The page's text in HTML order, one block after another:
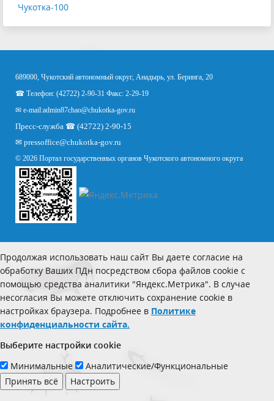
Чукотка-100
689000, Чукотский автономный округ, Анадырь, ул. Беринга, 20
☎ Телефон: (42722) 2-90-31 Факс: 2-29-19
✉ e-mail:admin87chao@chukotka-gov.ru
Пресс-служба ☎ (42722) 2-90-15
✉ pressoffice@chukotka-gov.ru
© 2026 Портал государственных органов Чукотского автономного округа
Продолжая использовать наш сайт Вы даете согласие на
обработку Ваших ПДн посредством сбора файлов cookie с
помощью средства аналитики "Яндекс.Метрика". В случае
несогласия Вы можете отключить сохранение cookie в
настройках браузера. Подробнее в Политике
конфиденциальности сайта.
Выберите настройки cookie
Минимальные
Аналитические/Функциональные
Принять всё
Настроить